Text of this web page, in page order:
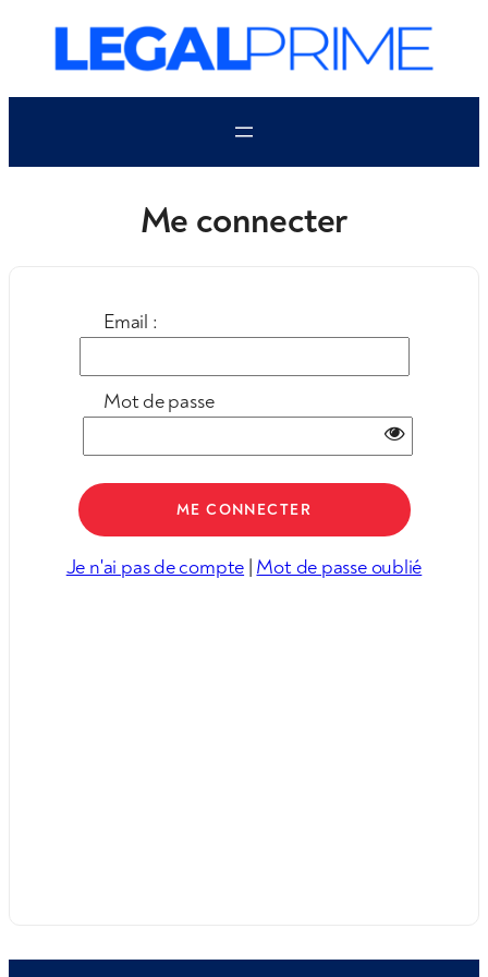
contenu
Me connecter
Email :
Mot de passe
Je n'ai pas de compte | Mot de passe oublié